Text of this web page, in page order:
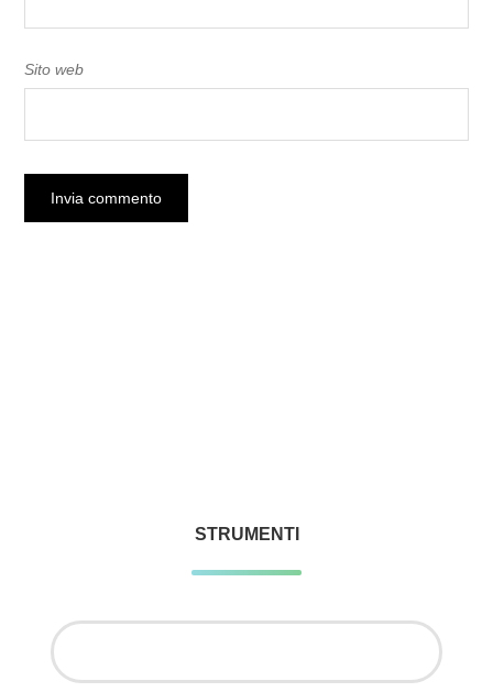
Sito web
STRUMENTI
Ricerca